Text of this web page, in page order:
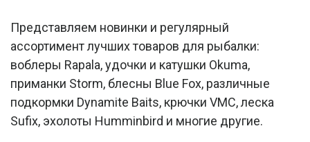
Представляем новинки и регулярный
ассортимент лучших товаров для рыбалки:
воблеры Rapala, удочки и катушки Okuma,
приманки Storm, блесны Blue Fox, различные
подкормки Dynamite Baits, крючки VMC, леска
Sufix, эхолоты Humminbird и многие другие.